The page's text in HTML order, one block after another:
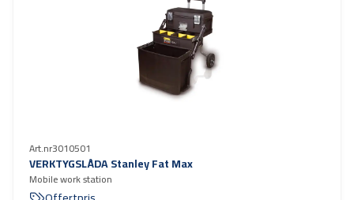
Art.nr3010501
VERKTYGSLÅDA Stanley Fat Max
Mobile work station